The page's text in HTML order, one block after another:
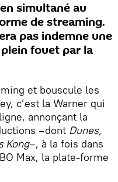
simultané au
de streaming.
pas indemne une
fouet par la
et bouscule les
c’est la Warner qui
annonçant la
–dont Dunes,
Kong–, à la fois dans
Max, la plate-forme